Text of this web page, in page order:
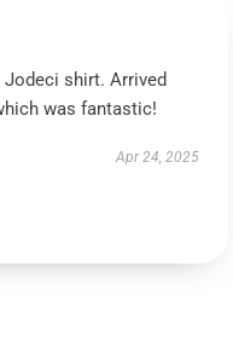
shirt. Arrived
was fantastic!
Apr 24, 2025